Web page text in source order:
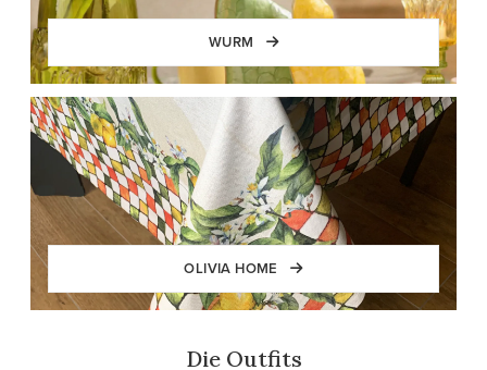
WURM
OLIVIA HOME
Die Outfits